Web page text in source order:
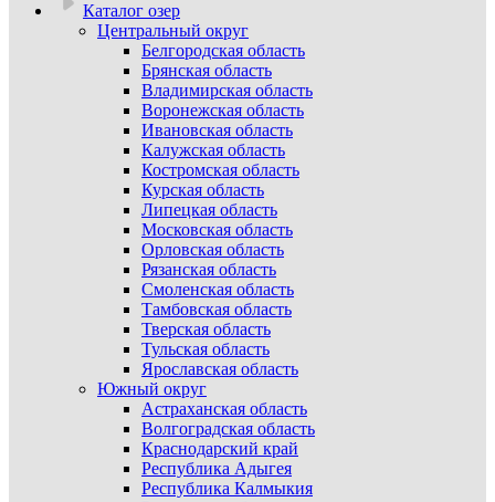
Каталог озер
Центральный округ
Белгородская область
Брянская область
Владимирская область
Воронежская область
Ивановская область
Калужская область
Костромская область
Курская область
Липецкая область
Московская область
Орловская область
Рязанская область
Смоленская область
Тамбовская область
Тверская область
Тульская область
Ярославская область
Южный округ
Астраханская область
Волгоградская область
Краснодарский край
Республика Адыгея
Республика Калмыкия